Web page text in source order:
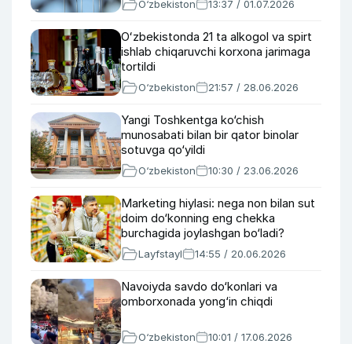
O‘zbekiston 13:37 / 01.07.2026
Oʻzbekistonda 21 ta alkogol va spirt
ishlab chiqaruvchi korxona jarimaga
tortildi
O‘zbekiston 21:57 / 28.06.2026
Yangi Toshkentga ko‘chish
munosabati bilan bir qator binolar
sotuvga qo‘yildi
O‘zbekiston 10:30 / 23.06.2026
Marketing hiylasi: nega non bilan sut
doim do‘konning eng chekka
burchagida joylashgan bo‘ladi?
Layfstayl 14:55 / 20.06.2026
Navoiyda savdo do‘konlari va
omborxonada yong‘in chiqdi
O‘zbekiston 10:01 / 17.06.2026